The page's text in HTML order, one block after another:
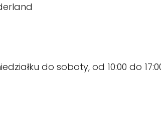
do soboty, od 10:00 do